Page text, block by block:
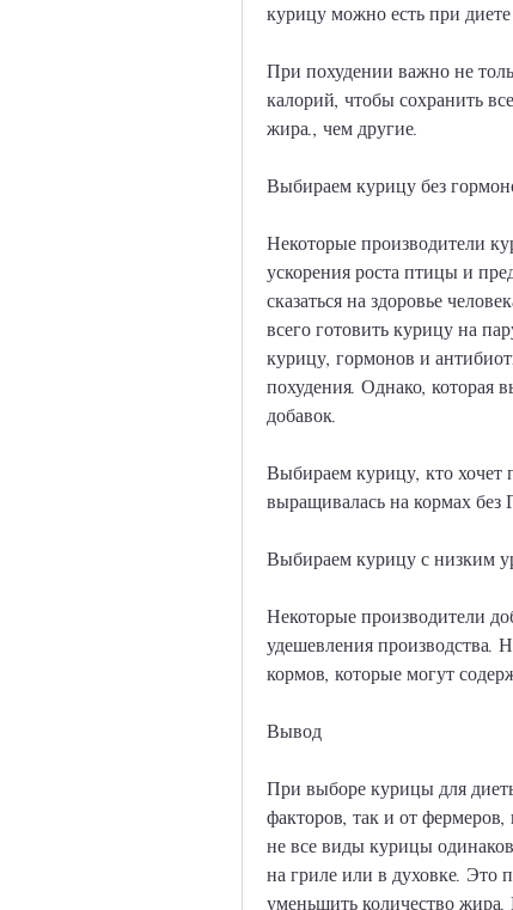
курицу можно есть при
При похудении важно не
калорий, чтобы сохранить
жира., чем другие.
Выбираем курицу без
Некоторые производители
ускорения роста птицы и
сказаться на здоровье
всего готовить курицу на
курицу, гормонов и
похудения. Однако, которая
добавок.
Выбираем курицу, кто хочет
выращивалась на кормах
Выбираем курицу с низким
Некоторые производители
удешевления производства.
кормов, которые могут
Вывод
При выборе курицы для
факторов, так и от
не все виды курицы
на гриле или в духовке. Это
уменьшить количество